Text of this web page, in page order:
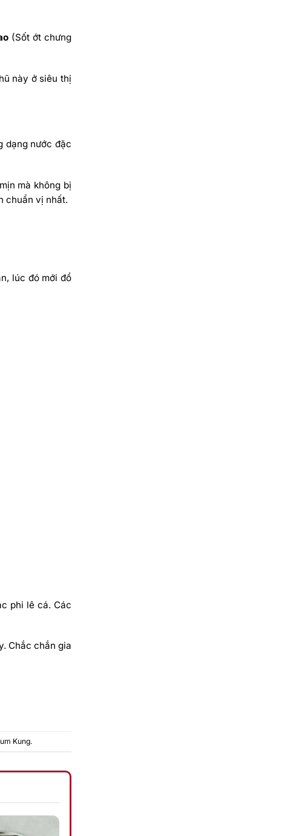
(Sốt ớt chưng
này ở siêu thị
dạng nước đặc
mà không bị
chuẩn vị nhất.
lúc đó mới đổ
phi lê cá. Các
Chắc chắn gia
Kung.